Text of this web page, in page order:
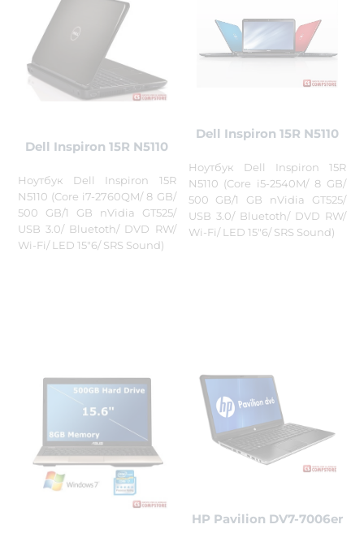
Dell Inspiron 15R N5110
Ноутбук Dell Inspiron 15R
N5110 (Core i7-2760QM/ 8 GB/
500 GB/1 GB nVidia GT525/
USB 3.0/ Bluetoth/ DVD RW/
Wi-Fi/ LED 15"6/ SRS Sound)
Dell Inspiron 15R N5110
Ноутбук Dell Inspiron 15R
N5110 (Core i5-2540M/ 8 GB/
500 GB/1 GB nVidia GT525/
USB 3.0/ Bluetoth/ DVD RW/
Wi-Fi/ LED 15"6/ SRS Sound)
HP Pavilion DV7-7006er